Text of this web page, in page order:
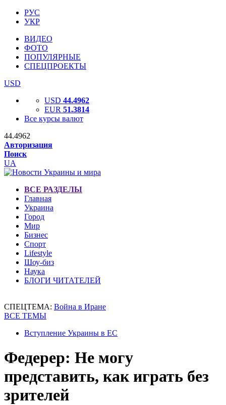
РУС
УКР
ВИДЕО
ФОТО
ПОПУЛЯРНЫЕ
СПЕЦПРОЕКТЫ
USD
USD 44.4962
EUR 51.3814
Все курсы валют
44.4962
Авторизация
Поиск
UA
ВСЕ РАЗДЕЛЫ
Главная
Украина
Город
Мир
Бизнес
Спорт
Lifestyle
Шоу-биз
Наука
БЛОГИ ЧИТАТЕЛЕЙ
СПЕЦТЕМА: Война в Иране
ВСЕ ТЕМЫ
Вступление Украины в ЕС
Федерер: Не могу
представить, как играть без
зрителей